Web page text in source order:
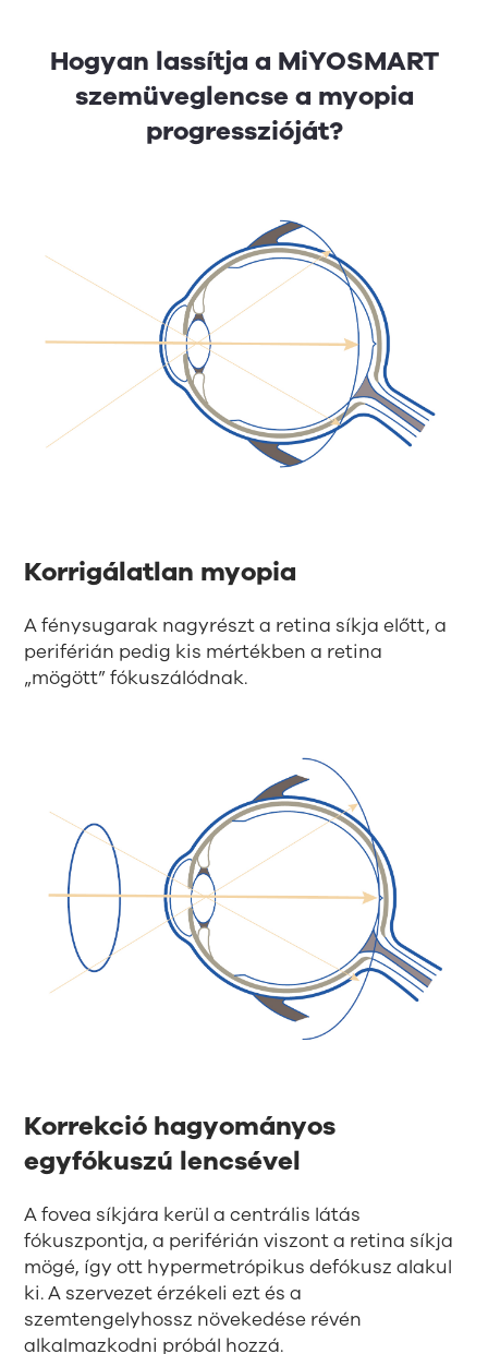
Hogyan lassítja a MiYOSMART
szemüveglencse a myopia
progresszióját?
Korrigálatlan myopia
A fénysugarak nagyrészt a retina síkja előtt, a
periférián pedig kis mértékben a retina
„mögött” fókuszálódnak.
Korrekció hagyományos
egyfókuszú lencsével
A fovea síkjára kerül a centrális látás
fókuszpontja, a periférián viszont a retina síkja
mögé, így ott hypermetrópikus defókusz alakul
ki. A szervezet érzékeli ezt és a
szemtengelyhossz növekedése révén
alkalmazkodni próbál hozzá.